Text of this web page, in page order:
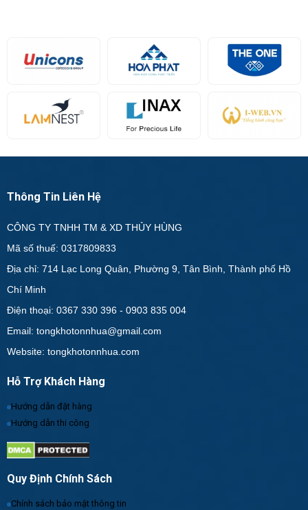
Thông Tin Liên Hệ
CÔNG TY TNHH TM & XD THỦY HÙNG
Mã số thuế: 0317809833
Địa chỉ: 714 Lạc Long Quân, Phường 9, Tân Bình, Thành phố Hồ
Chí Minh
Điện thoại: 0367 330 396 - 0903 835 004
Email: tongkhotonnhua@gmail.com
Website: tongkhotonnhua.com
Hỗ Trợ Khách Hàng
Hướng dẫn đặt hàng
Hướng dẫn thi công
Quy Định Chính Sách
Chính sách bảo mật thông tin